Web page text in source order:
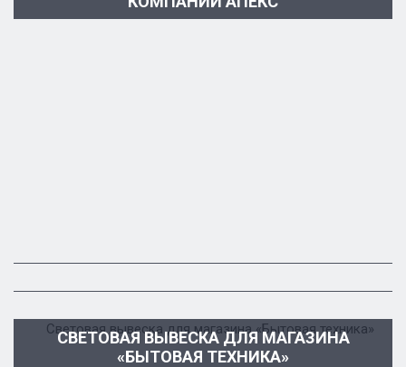
EKOPLASTIK» КОМПАНИИ ВАВИН РУС
СВЕТОВАЯ ВЫВЕСКА ДЛЯ МАГАЗИНА
«БЫТОВАЯ ТЕХНИКА»